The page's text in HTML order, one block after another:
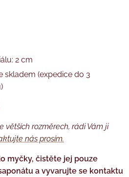
2 cm
skladem (expedice do 3
větších rozměrech, rádi Vám ji
nás prosím.
myčky, čistěte jej pouze
a vyvarujte se kontaktu